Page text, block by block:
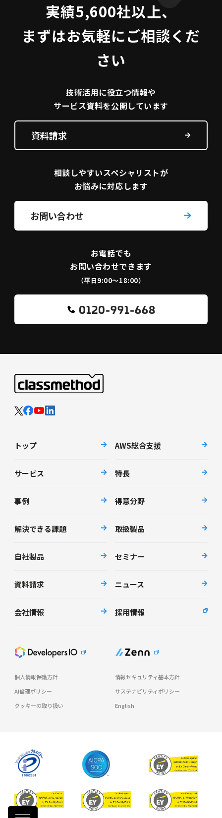
実績5,600社以上、
まずはお気軽にご相談くだ
さい
技術活用に役立つ情報や
サービス資料を公開しています
資料請求
相談しやすいスペシャリストが
お悩みに対応します
お問い合わせ
お電話でも
お問い合わせできます
（平日9:00〜18:00）
0120-991-668
トップ AWS総合支援
サービス 特長
事例 得意分野
解決できる課題 取扱製品
自社製品 セミナー
資料請求 ニュース
会社情報 採用情報
個人情報保護方針
情報セキュリティ基本方針
AI倫理ポリシー
サステナビリティポリシー
クッキーの取り扱い
English